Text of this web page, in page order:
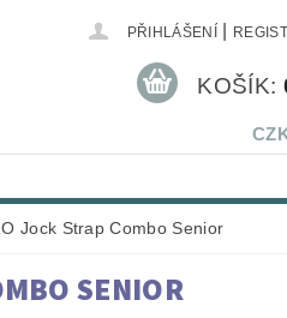
PŘIHLÁŠENÍ
KOŠÍK:
Jock Strap Combo Senior
SENIOR